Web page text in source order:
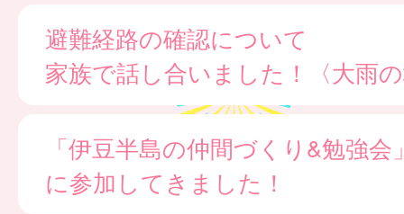
避難経路の確認について
家族で話し合いました！〈大雨
「伊豆半島の仲間づくり&勉強会
に参加してきました！